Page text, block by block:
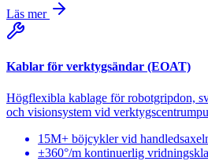
Läs mer
Kablar för verktygsändar (EOAT)
Högflexibla kablage för robotgripdon,
och visionsystem vid
15M+ böjcykler vid
±360°/m kontinuerlig